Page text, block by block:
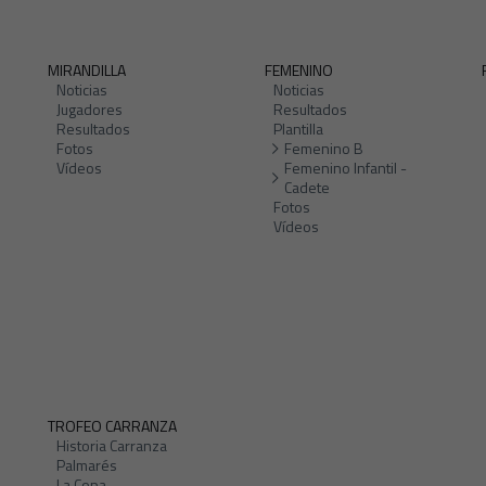
MIRANDILLA
Noticias
Jugadores
Resultados
Fotos
Vídeos
FEMENINO
Noticias
Resultados
Plantilla
Femenino B
Femenino Infantil -
Cadete
Fotos
Vídeos
TROFEO CARRANZA
Historia Carranza
Palmarés